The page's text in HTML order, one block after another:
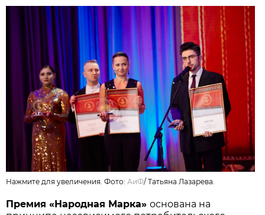
Нажмите для увеличения. Фото: АиФ/Татьяна Лазарева.
Премия «Народная Марка»основана на